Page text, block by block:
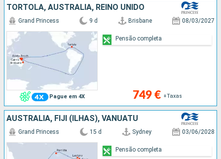
TORTOLA, AUSTRALIA, REINO UNIDO
Pague em 4X
Grand Princess 9 d Brisbane 08/03/2027
749 € +Taxas
Pensão completa
AUSTRALIA, FIJI (ILHAS), VANUATU
Grand Princess 15 d Sydney 03/06/2028
Pensão completa